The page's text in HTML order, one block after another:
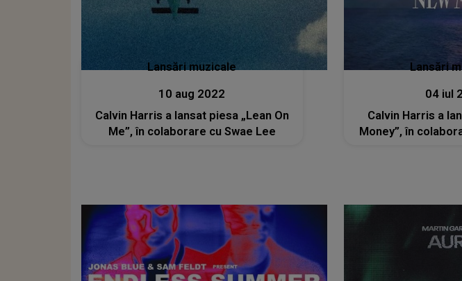
Lansări muzicale
10 aug 2022
Calvin Harris a lansat piesa „Lean On
Me”, în colaborare cu Swae Lee
Lansări
04 iul
Calvin Harris a
Money”, în